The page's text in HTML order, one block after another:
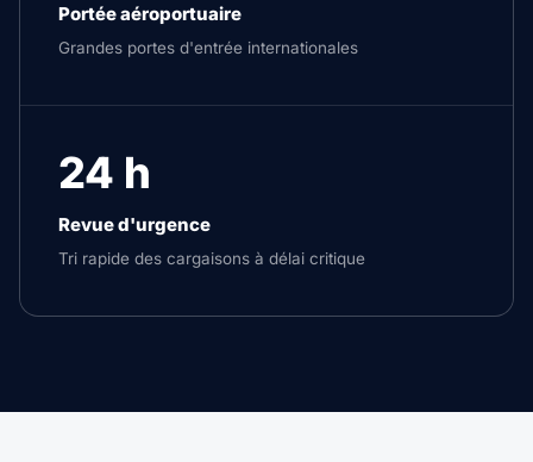
Portée aéroportuaire
Grandes portes d'entrée internationales
24 h
Revue d'urgence
Tri rapide des cargaisons à délai critique